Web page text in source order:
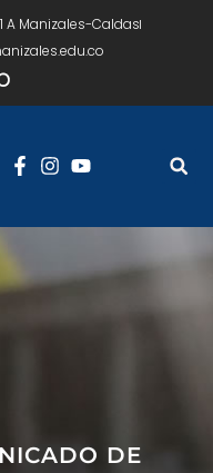
A Manizales-Caldas
DE